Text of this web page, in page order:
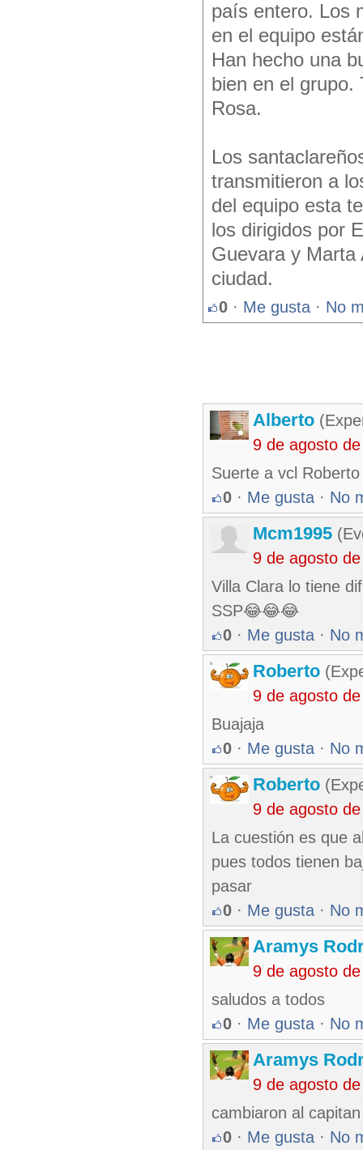
país entero. Los
en el equipo
Han hecho una
bien en el grupo.
Rosa.
Los
transmitieron a
del equipo esta
los dirigidos por
Guevara y Marta
ciudad.
0 · Me gusta · No
Alberto
9 de agosto
Suerte a vcl
0 · Me gusta · No
Mcm1995
9 de agosto
Villa Clara lo tiene
SSP😂😂😂
0 · Me gusta · No
Roberto
9 de agosto
Buajaja
0 · Me gusta · No
Roberto
9 de agosto
La cuestión es que
pues todos tienen
pasar
0 · Me gusta · No
Aramys
9 de agosto
saludos a todos
0 · Me gusta · No
Aramys
9 de agosto
cambiaron al
0 · Me gusta · No